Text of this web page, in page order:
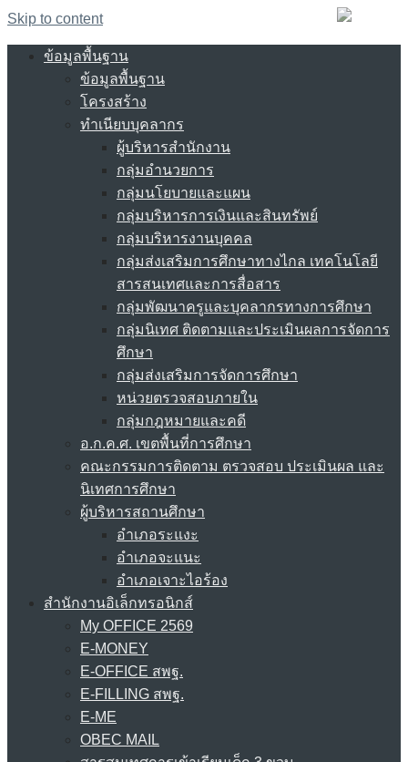
Skip to content
ข้อมูลพื้นฐาน
ข้อมูลพื้นฐาน
โครงสร้าง
ทำเนียบบุคลากร
ผู้บริหารสำนักงาน
กลุ่มอำนวยการ
กลุ่มนโยบายและแผน
กลุ่มบริหารการเงินและสินทรัพย์
กลุ่มบริหารงานบุคคล
กลุ่มส่งเสริมการศึกษาทางไกล เทคโนโลยี
สารสนเทศและการสื่อสาร
กลุ่มพัฒนาครูและบุคลากรทางการศึกษา
กลุ่มนิเทศ ติดตามและประเมินผลการจัดการ
ศึกษา
กลุ่มส่งเสริมการจัดการศึกษา
หน่วยตรวจสอบภายใน
กลุ่มกฎหมายและคดี
อ.ก.ค.ศ. เขตพื้นที่การศึกษา
คณะกรรมการติดตาม ตรวจสอบ ประเมินผล และ
นิเทศการศึกษา
ผู้บริหารสถานศึกษา
อำเภอระแงะ
อำเภอจะแนะ
อำเภอเจาะไอร้อง
สำนักงานอิเล็กทรอนิกส์
My OFFICE 2569
E-MONEY
E-OFFICE สพฐ.
E-FILLING สพฐ.
E-ME
OBEC MAIL